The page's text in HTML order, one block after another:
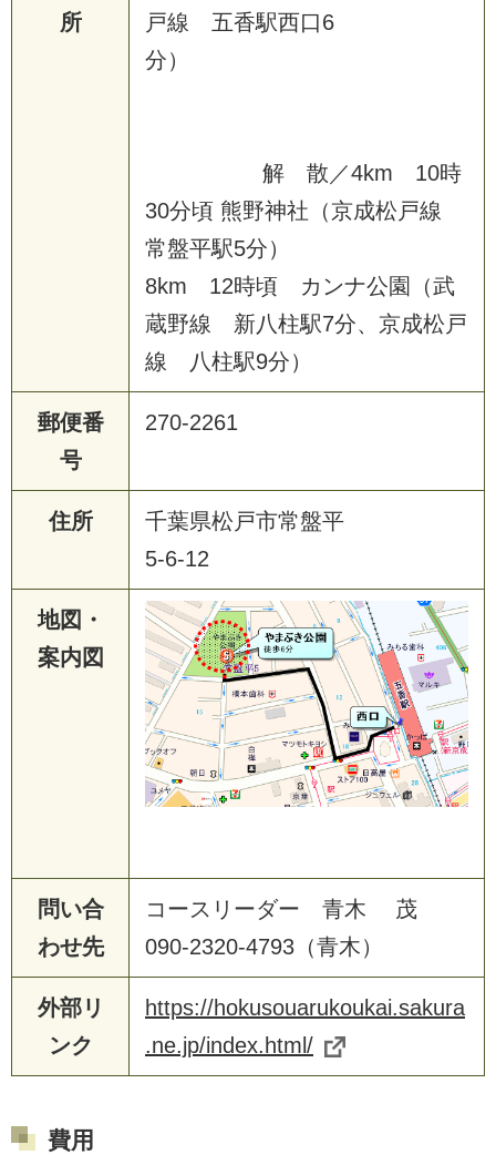
所
戸線 五香駅西口6
分）
解 散／4km 10時
30分頃 熊野神社（京成松戸線
常盤平駅5分）
8km 12時頃 カンナ公園（武
蔵野線 新八柱駅7分、京成松戸
線 八柱駅9分）
郵便番
号
270-2261
住所
千葉県松戸市常盤平
5-6-12
地図・
案内図
問い合
わせ先
コースリーダー 青木 茂
090-2320-4793（青木）
外部リ
ンク
https://hokusouarukoukai.sakura
.ne.jp/index.html/
費用